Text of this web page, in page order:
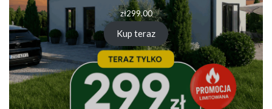
zł299.00
Kup teraz